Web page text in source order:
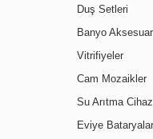
409,90 TL
Duş Setleri
Banyo
Vitrifiyeler
Cam Mozaikler
Su Arıtma
Eviye